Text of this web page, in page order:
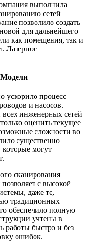
выполнила
сетей
позволило создать
для дальнейшего
как помещения, так и
Лазерное
Модели
ускорило процесс
и насосов.
всех инженерных сетей
оценить текущее
сложности во
существенно
которые могут
сканирования
с высокой
даже те,
традиционных
обеспечило полную
учтены в
работы быстро и без
ошибок.